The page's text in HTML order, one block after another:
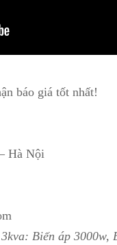
báo giá tốt nhất!
Hà Nội
Biến áp 3000w,